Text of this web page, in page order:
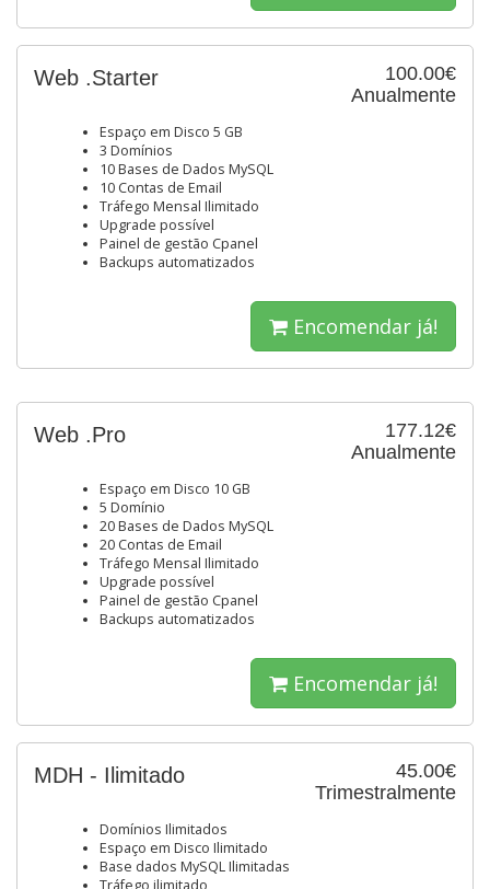
100.00€
Anualmente
Web .Starter
Espaço em Disco 5 GB
3 Domínios
10 Bases de Dados MySQL
10 Contas de Email
Tráfego Mensal Ilimitado
Upgrade possível
Painel de gestão Cpanel
Backups automatizados
Encomendar já!
177.12€
Anualmente
Web .Pro
Espaço em Disco 10 GB
5 Domínio
20 Bases de Dados MySQL
20 Contas de Email
Tráfego Mensal Ilimitado
Upgrade possível
Painel de gestão Cpanel
Backups automatizados
Encomendar já!
45.00€
Trimestralmente
MDH - Ilimitado
Domínios Ilimitados
Espaço em Disco Ilimitado
Base dados MySQL Ilimitadas
Tráfego ilimitado